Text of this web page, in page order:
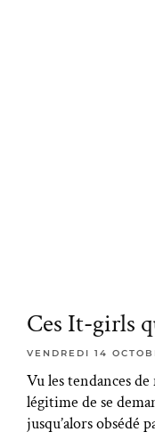
Ces It-girls
VENDREDI 14
Vu les tendances
légitime de se
jusqu’alors obsédé